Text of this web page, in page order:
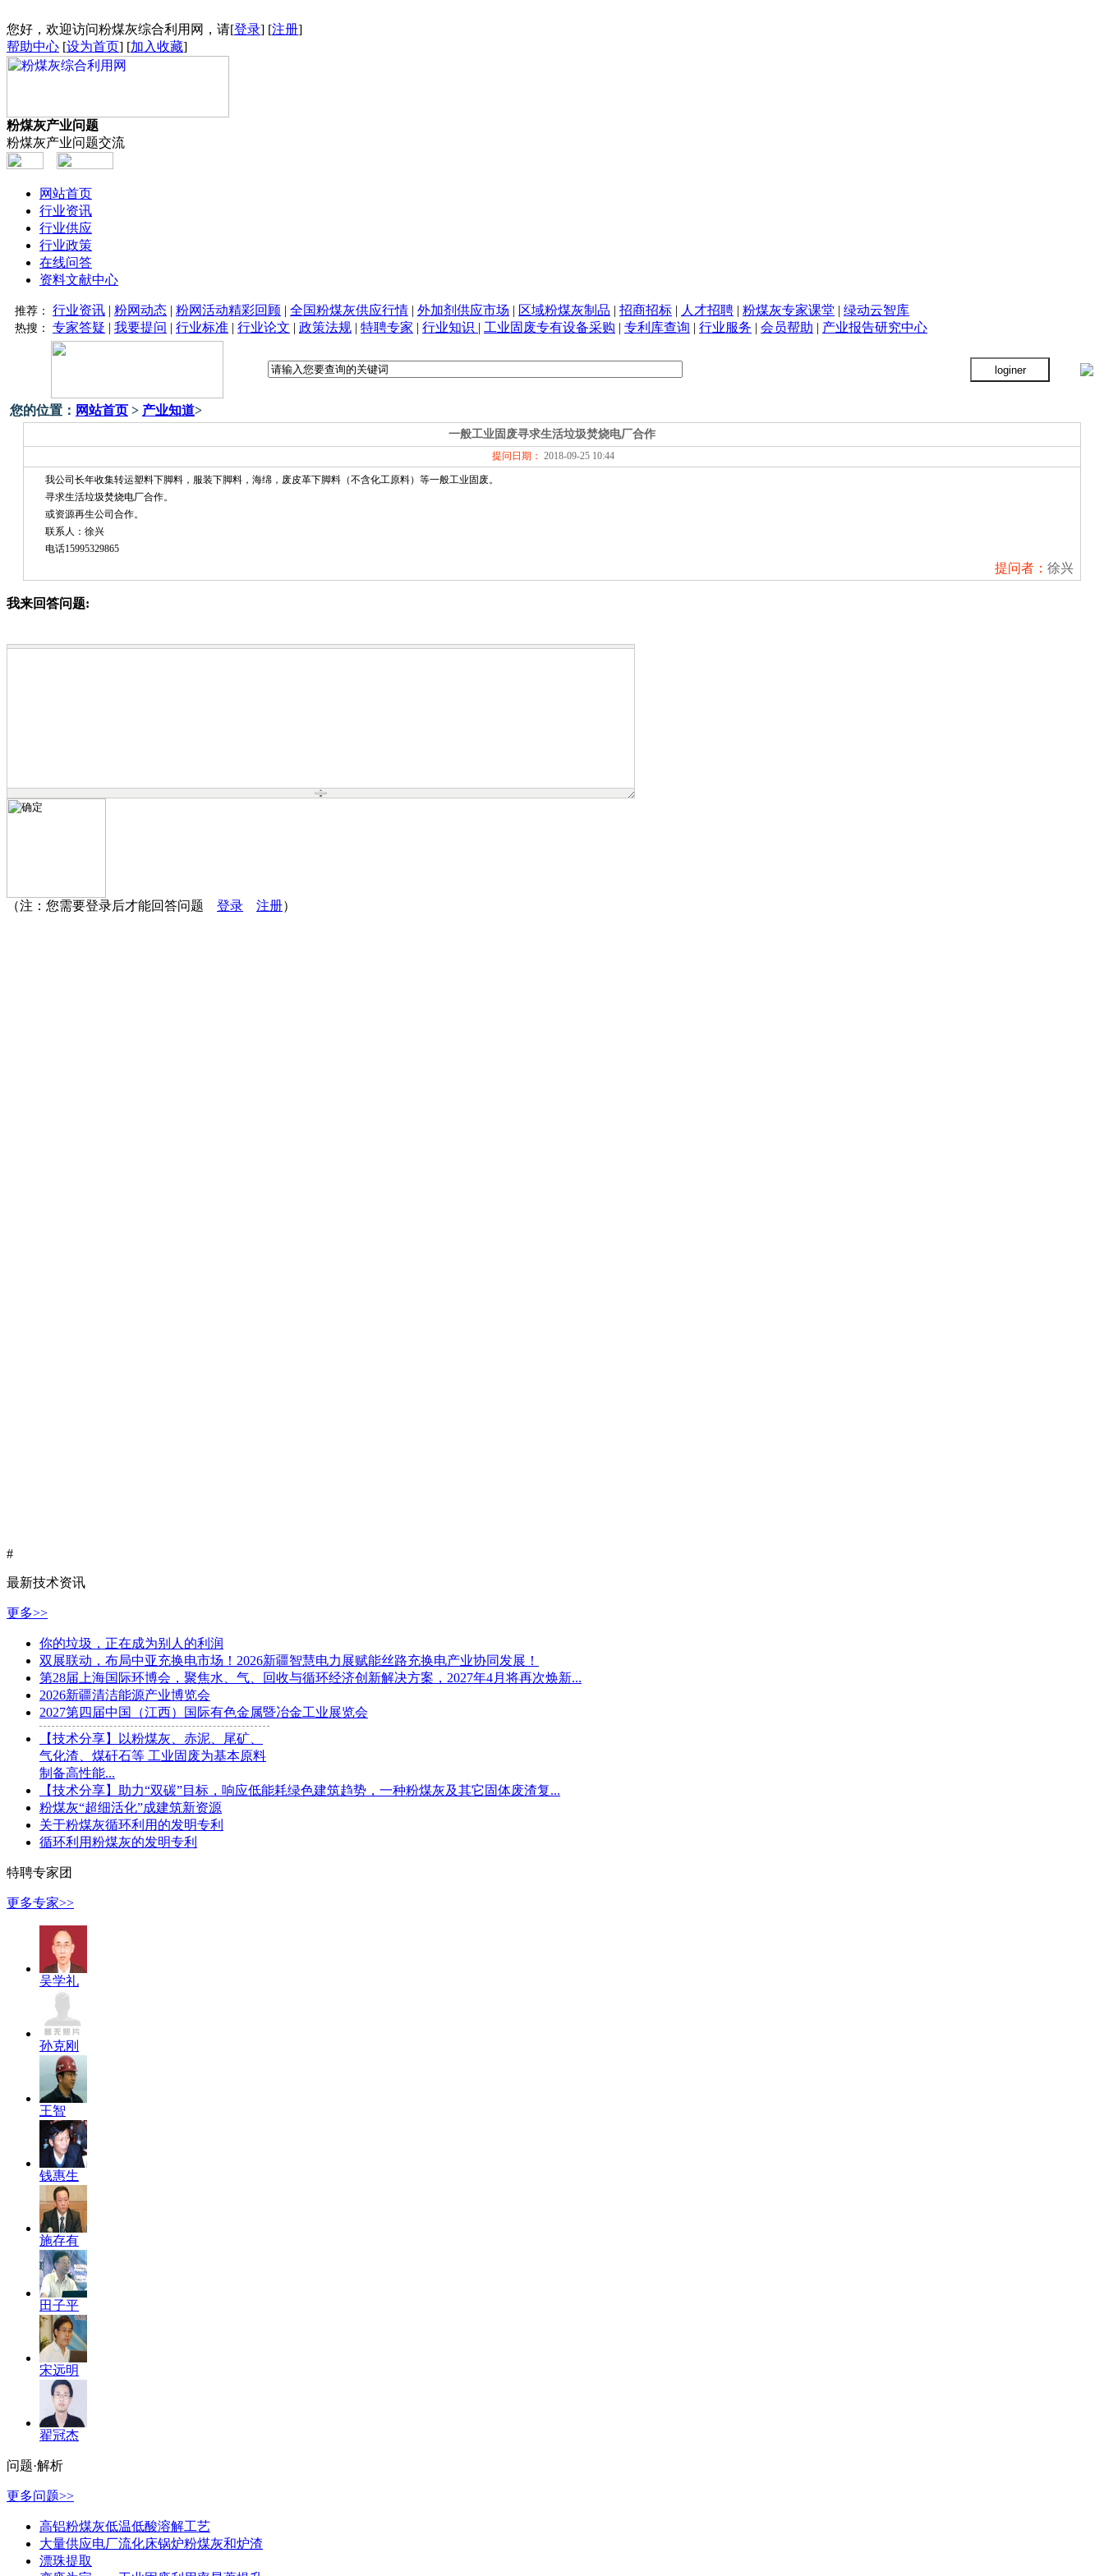
您好，欢迎访问粉煤灰综合利用网，请[登录] [注册]
帮助中心 [设为首页] [加入收藏]
粉煤灰产业问题
粉煤灰产业问题交流
网站首页
行业资讯
行业供应
行业政策
在线问答
资料文献中心
推荐： 行业资讯 | 粉网动态 | 粉网活动精彩回顾 | 全国粉煤灰供应行情 | 外加剂供应市场 | 区域粉煤灰制品 | 招商招标 | 人才招聘 | 粉煤灰专家课堂 | 绿动云智库
热搜： 专家答疑 | 我要提问 | 行业标准 | 行业论文 | 政策法规 | 特聘专家 | 行业知识 | 工业固废专有设备采购 | 专利库查询 | 行业服务 | 会员帮助 | 产业报告研究中心
您的位置： 网站首页 > 产业知道>
一般工业固废寻求生活垃圾焚烧电厂合作
提问日期： 2018-09-25 10:44
我公司长年收集转运塑料下脚料，服装下脚料，海绵，废皮革下脚料（不含化工原料）等一般工业固废。
寻求生活垃圾焚烧电厂合作。
或资源再生公司合作。
联系人：徐兴
电话15995329865
提问者： 徐兴
我来回答问题:
（注：您需要登录后才能回答问题 登录 注册）
#
最新技术资讯
更多>>
你的垃圾，正在成为别人的利润
双展联动，布局中亚充换电市场！2026新疆智慧电力展赋能丝路充换电产业协同发展！
第28届上海国际环博会，聚焦水、气、回收与循环经济创新解决方案，2027年4月将再次焕新...
2026新疆清洁能源产业博览会
2027第四届中国（江西）国际有色金属暨冶金工业展览会
【技术分享】以粉煤灰、赤泥、尾矿、
气化渣、煤矸石等 工业固废为基本原料
制备高性能...
【技术分享】助力“双碳”目标，响应低能耗绿色建筑趋势，一种粉煤灰及其它固体废渣复...
粉煤灰“超细活化”成建筑新资源
关于粉煤灰循环利用的发明专利
循环利用粉煤灰的发明专利
特聘专家团
更多专家>>
吴学礼
孙克刚
王智
钱惠生
施存有
田子平
宋远明
翟冠杰
问题·解析
更多问题>>
高铝粉煤灰低温低酸溶解工艺
大量供应电厂流化床锅炉粉煤灰和炉渣
漂珠提取